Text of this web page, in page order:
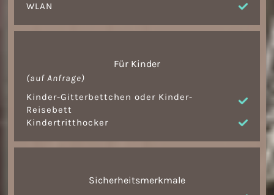
WLAN
Für Kinder
(auf Anfrage)
Kinder-Gitterbettchen oder Kinder-
Reisebett
Kindertritthocker
Sicherheitsmerkmale